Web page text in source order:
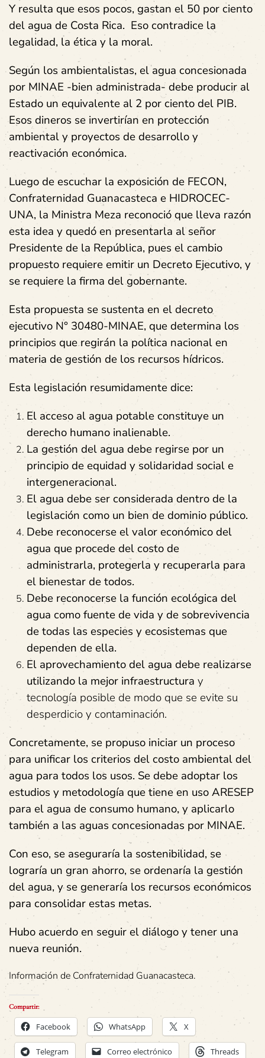
Y resulta que esos pocos, gastan el 50 por ciento
del agua de Costa Rica. Eso contradice la
legalidad, la ética y la moral.
Según los ambientalistas, el agua concesionada
por MINAE -bien administrada- debe producir al
Estado un equivalente al 2 por ciento del PIB.
Esos dineros se invertirían en protección
ambiental y proyectos de desarrollo y
reactivación económica.
Luego de escuchar la exposición de FECON,
Confraternidad Guanacasteca e HIDROCEC-
UNA, la Ministra Meza reconoció que lleva razón
esta idea y quedó en presentarla al señor
Presidente de la República, pues el cambio
propuesto requiere emitir un Decreto Ejecutivo, y
se requiere la firma del gobernante.
Esta propuesta se sustenta en el decreto
ejecutivo N° 30480-MINAE, que determina los
principios que regirán la política nacional en
materia de gestión de los recursos hídricos.
Esta legislación resumidamente dice:
El acceso al agua potable constituye un
derecho humano inalienable.
La gestión del agua debe regirse por un
principio de equidad y solidaridad social e
intergeneracional.
El agua debe ser considerada dentro de la
legislación como un bien de dominio público.
Debe reconocerse el valor económico del
agua que procede del costo de
administrarla, protegerla y recuperarla para
el bienestar de todos.
Debe reconocerse la función ecológica del
agua como fuente de vida y de sobrevivencia
de todas las especies y ecosistemas que
dependen de ella.
El aprovechamiento del agua debe realizarse
utilizando la mejor infraestructura y
tecnología posible de modo que se evite su
desperdicio y contaminación.
Concretamente, se propuso iniciar un proceso
para unificar los criterios del costo ambiental del
agua para todos los usos. Se debe adoptar los
estudios y metodología que tiene en uso ARESEP
para el agua de consumo humano, y aplicarlo
también a las aguas concesionadas por MINAE.
Con eso, se aseguraría la sostenibilidad, se
lograría un gran ahorro, se ordenaría la gestión
del agua, y se generaría los recursos económicos
para consolidar estas metas.
Hubo acuerdo en seguir el diálogo y tener una
nueva reunión.
Información de Confraternidad Guanacasteca.
Compartir:
Facebook WhatsApp X
Telegram Correo electrónico Threads